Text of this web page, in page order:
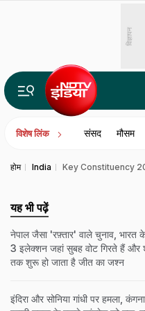
विज्ञापन
विशेष लिंक संसद मौसम
होम India Key Constituency
यह भी पढ़ें
नेपाल जैसा 'रफ़्तार' वाले चुनाव, भारत
3 इलेक्शन जहां सुबह वोट गिरते हैं और
तक शुरू हो जाता है जीत का जश्न
इंदिरा और सोनिया गांधी पर हमला,